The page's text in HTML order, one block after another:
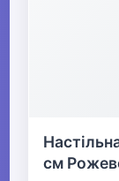
см